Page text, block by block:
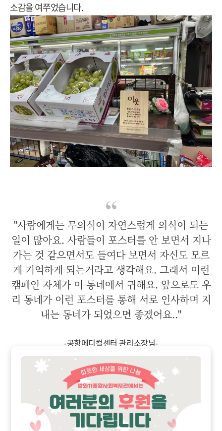
소감을 여쭈었습니다.
"사람에게는 무의식이 자연스럽게 의식이 되는
일이 많아요. 사람들이 포스터를 안 보면서 지나
가는 것 같으면서도 들여다 보면서 자신도 모르
게 기억하게 되는거라고 생각해요. 그래서 이런
캠페인 자체가 이 동네에서 귀해요. 앞으로도 우
리 동네가 이런 포스터를 통해 서로 인사하며 지
내는 동네가 되었으면 좋겠어요.."
-공항메디컬센터 관리소장님-
"감사배너 너무 정성을 다해 잘 만들었어요. 너
무 멋있어요!! 잘 전시해둘게요. "